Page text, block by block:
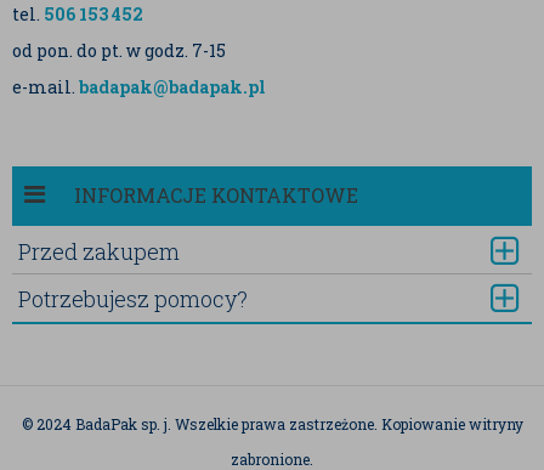
tel. 506 153 452
od pon. do pt. w godz. 7-15
e-mail. badapak@badapak.pl
INFORMACJE KONTAKTOWE
Przed zakupem
Potrzebujesz pomocy?
© 2024 BadaPak sp. j. Wszelkie prawa zastrzeżone. Kopiowanie witryny
zabronione.